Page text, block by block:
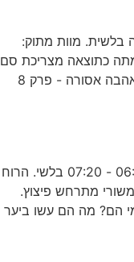
מתוק 06:30 - 07:20 סדרה בלשית. מוות מתוק:
כתוצאה מצריכת סם
מורעל במהלך מסיבת יום הולדתה. ש.ח. אהבה אסורה - פרק 8
העדים - הרוח האחרונה של המלחמה 06:30 - 07:20 בלשי. הרוח
מתרחש פיצוץ.
הם? מה הם עשו ביער